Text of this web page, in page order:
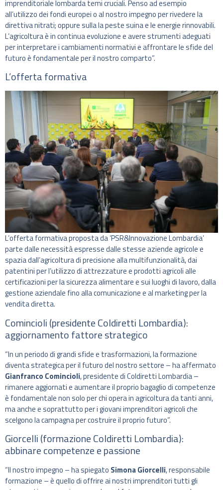
imprenditoriale lombarda temi cruciali. Penso ad esempio
all’utilizzo dei fondi europei o al nostro impegno per rivedere la
direttiva nitrati; oppure sulla la peste suina e le energie rinnovabili.
L’agricoltura è in continua evoluzione e avere strumenti adeguati
per interpretare i cambiamenti normativi e affrontare le sfide del
futuro è fondamentale per il nostro comparto”.
L’offerta formativa
L’offerta formativa proposta da ‘PSR&Innovazione Lombardia’
parte dalle necessità espresse dalle stesse aziende agricole e
spazia dall’agricoltura di precisione alla multifunzionalità, dai
patentini per l’utilizzo di attrezzature e prodotti agricoli alle
certificazioni per la sicurezza alimentare e sui luoghi di lavoro, dalla
gestione aziendale fino alla comunicazione e al marketing per la
vendita diretta.
Comincioli (presidente Coldiretti Lombardia):
aggiornamento fattore strategico
“In un periodo di grandi sfide e trasformazioni, la formazione
diventa strategica per il futuro del nostro settore – ha affermato
Gianfranco Comincioli, presidente di Coldiretti Lombardia –
rimanere aggiornati e aumentare il proprio bagaglio di competenze
è fondamentale non solo per chi opera in agricoltura da tanti anni,
ma anche e soprattutto per i giovani imprenditori agricoli che
scelgono la campagna per costruire il proprio futuro”.
Giorcelli (formazione Coldiretti Lombardia):
abbinare competenze e passione
“Il nostro impegno – ha spiegato Simona Giorcelli, responsabile
formazione – è quello di offrire ai nostri imprenditori tutti gli